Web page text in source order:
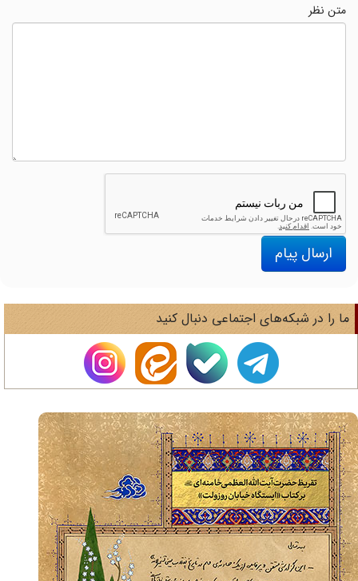
متن نظر
ارسال پیام
را در شبکه‌های اجتماعی دنبال کنید